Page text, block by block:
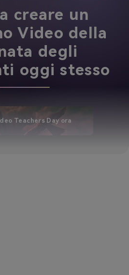
creare un
Video della
degli
oggi stesso
Teachers Day ora